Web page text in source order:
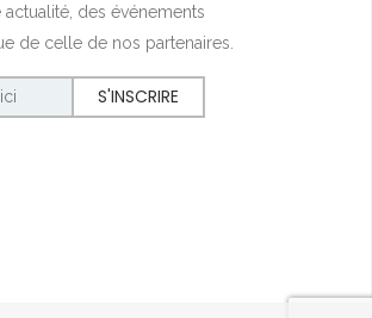
des événements
de celle de nos partenaires.